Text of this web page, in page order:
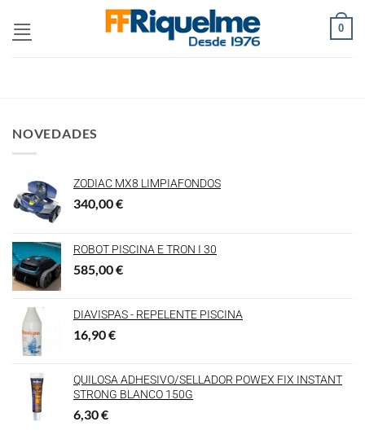
0
NOVEDADES
ZODIAC MX8 LIMPIAFONDOS
340,00€
ROBOT PISCINA E TRON I 30
585,00€
DIAVISPAS - REPELENTE PISCINA
16,90€
QUILOSA ADHESIVO/SELLADOR POWEX FIX INSTANT
STRONG BLANCO 150G
6,30€